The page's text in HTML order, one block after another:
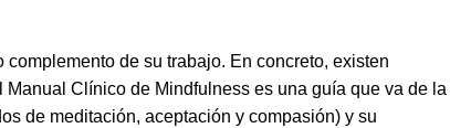
de su trabajo. En concreto, existen
Clínico de Mindfulness es una guía que va de la
de meditación, aceptación y compasión) y su